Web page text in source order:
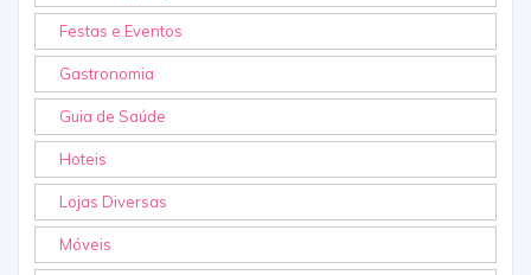
Festas e Eventos
Gastronomia
Guia de Saúde
Hoteis
Lojas Diversas
Móveis